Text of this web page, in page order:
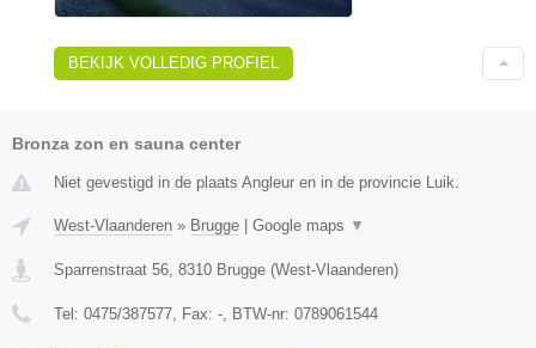
BEKIJK VOLLEDIG PROFIEL
Bronza zon en sauna center
Niet gevestigd in de plaats Angleur en in de provincie Luik.
West-Vlaanderen » Brugge Google maps ▼
Sparrenstraat 56, 8310 Brugge (West-Vlaanderen)
Tel: 0475/387577, Fax: -, BTW-nr: 0789061544